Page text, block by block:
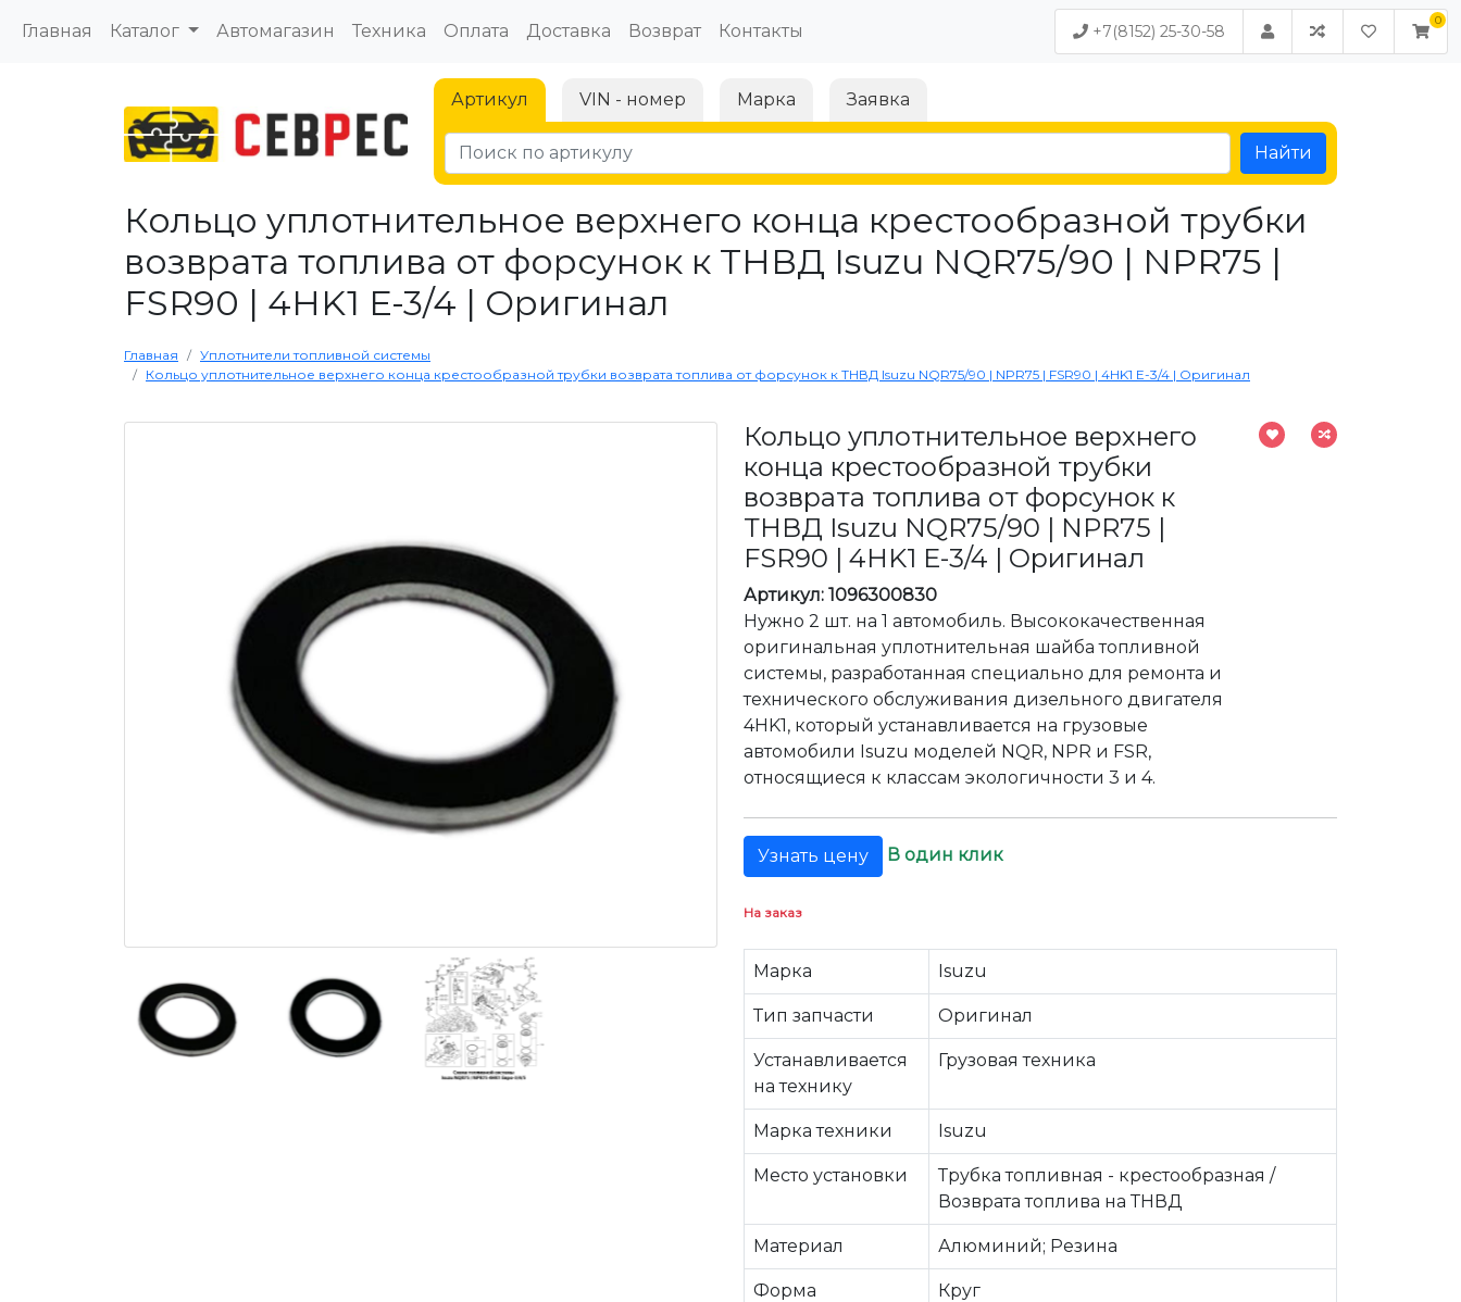
Главная Каталог Автомагазин Техника Оплата Доставка Возврат Контакты +7(8152) 25-30-58
Артикул VIN - номер Марка Заявка
Найти
Кольцо уплотнительное верхнего конца крестообразной трубки
возврата топлива от форсунок к ТНВД Isuzu NQR75/90 | NPR75 |
FSR90 | 4HK1 Е-3/4 | Оригинал
Главная
Уплотнители топливной системы
Кольцо уплотнительное верхнего конца крестообразной трубки возврата топлива от форсунок к ТНВД Isuzu NQR75/90 | NPR75 | FSR90 | 4HK1 Е-3/4 | Оригинал
Кольцо уплотнительное верхнего
конца крестообразной трубки
возврата топлива от форсунок к
ТНВД Isuzu NQR75/90 | NPR75 |
FSR90 | 4HK1 Е-3/4 | Оригинал
Артикул: 1096300830
Нужно 2 шт. на 1 автомобиль. Высококачественная
оригинальная уплотнительная шайба топливной
системы, разработанная специально для ремонта и
технического обслуживания дизельного двигателя
4HK1, который устанавливается на грузовые
автомобили Isuzu моделей NQR, NPR и FSR,
относящиеся к классам экологичности 3 и 4.
Узнать цену В один клик
На заказ
Марка Isuzu
Тип запчасти Оригинал
Устанавливается
на технику
Грузовая техника
Марка техники Isuzu
Место установки
Трубка топливная - крестообразная /
Возврата топлива на ТНВД
Материал Алюминий; Резина
Форма Круг